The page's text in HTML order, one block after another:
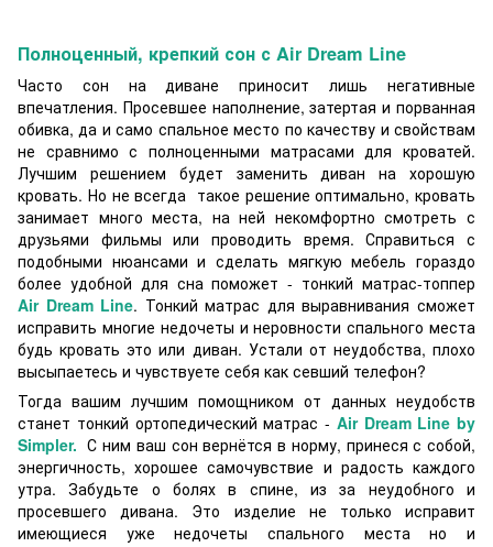
Полноценный, крепкий сон с Air Dream Line
Часто сон на диване приносит лишь негативные
впечатления. Просевшее наполнение, затертая и порванная
обивка, да и само спальное место по качеству и свойствам
не сравнимо с полноценными матрасами для кроватей.
Лучшим решением будет заменить диван на хорошую
кровать. Но не всегда такое решение оптимально, кровать
занимает много места, на ней некомфортно смотреть с
друзьями фильмы или проводить время. Справиться с
подобными нюансами и сделать мягкую мебель гораздо
более удобной для сна поможет - тонкий матрас-топпер
Air Dream Line. Тонкий матрас для выравнивания сможет
исправить многие недочеты и неровности спального места
будь кровать это или диван. Устали от неудобства, плохо
высыпаетесь и чувствуете себя как севший телефон?
Тогда вашим лучшим помощником от данных неудобств
станет тонкий ортопедический матрас - Air Dream Line by
Simpler. С ним ваш сон вернётся в норму, принеся с собой,
энергичность, хорошее самочувствие и радость каждого
утра. Забудьте о болях в спине, из за неудобного и
просевшего дивана. Это изделие не только исправит
имеющиеся уже недочеты спального места но и